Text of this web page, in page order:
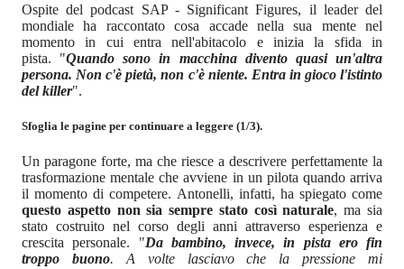
Ospite del podcast SAP - Significant Figures, il leader del
mondiale ha raccontato cosa accade nella sua mente nel
momento in cui entra nell'abitacolo e inizia la sfida in
pista. "Quando sono in macchina divento quasi un'altra
persona. Non c'è pietà, non c'è niente. Entra in gioco l'istinto
del killer".
Sfoglia le pagine per continuare a leggere (1/3).
Un paragone forte, ma che riesce a descrivere perfettamente la
trasformazione mentale che avviene in un pilota quando arriva
il momento di competere. Antonelli, infatti, ha spiegato come
questo aspetto non sia sempre stato così naturale, ma sia
stato costruito nel corso degli anni attraverso esperienza e
crescita personale. "Da bambino, invece, in pista ero fin
troppo buono. A volte lasciavo che la pressione mi